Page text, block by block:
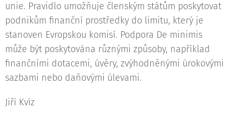
unie. Pravidlo umožňuje členským státům poskytovat
podnikům finanční prostředky do limitu, který je
stanoven Evropskou komisí. Podpora De minimis
může být poskytována různými způsoby, například
finančními dotacemi, úvěry, zvýhodněnými úrokovými
sazbami nebo daňovými úlevami.
Jiří Kvíz